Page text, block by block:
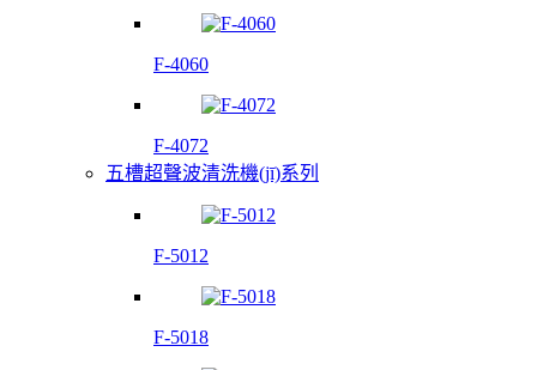
F-4060
F-4072
五槽超聲波清洗機(jī)系列
F-5012
F-5018